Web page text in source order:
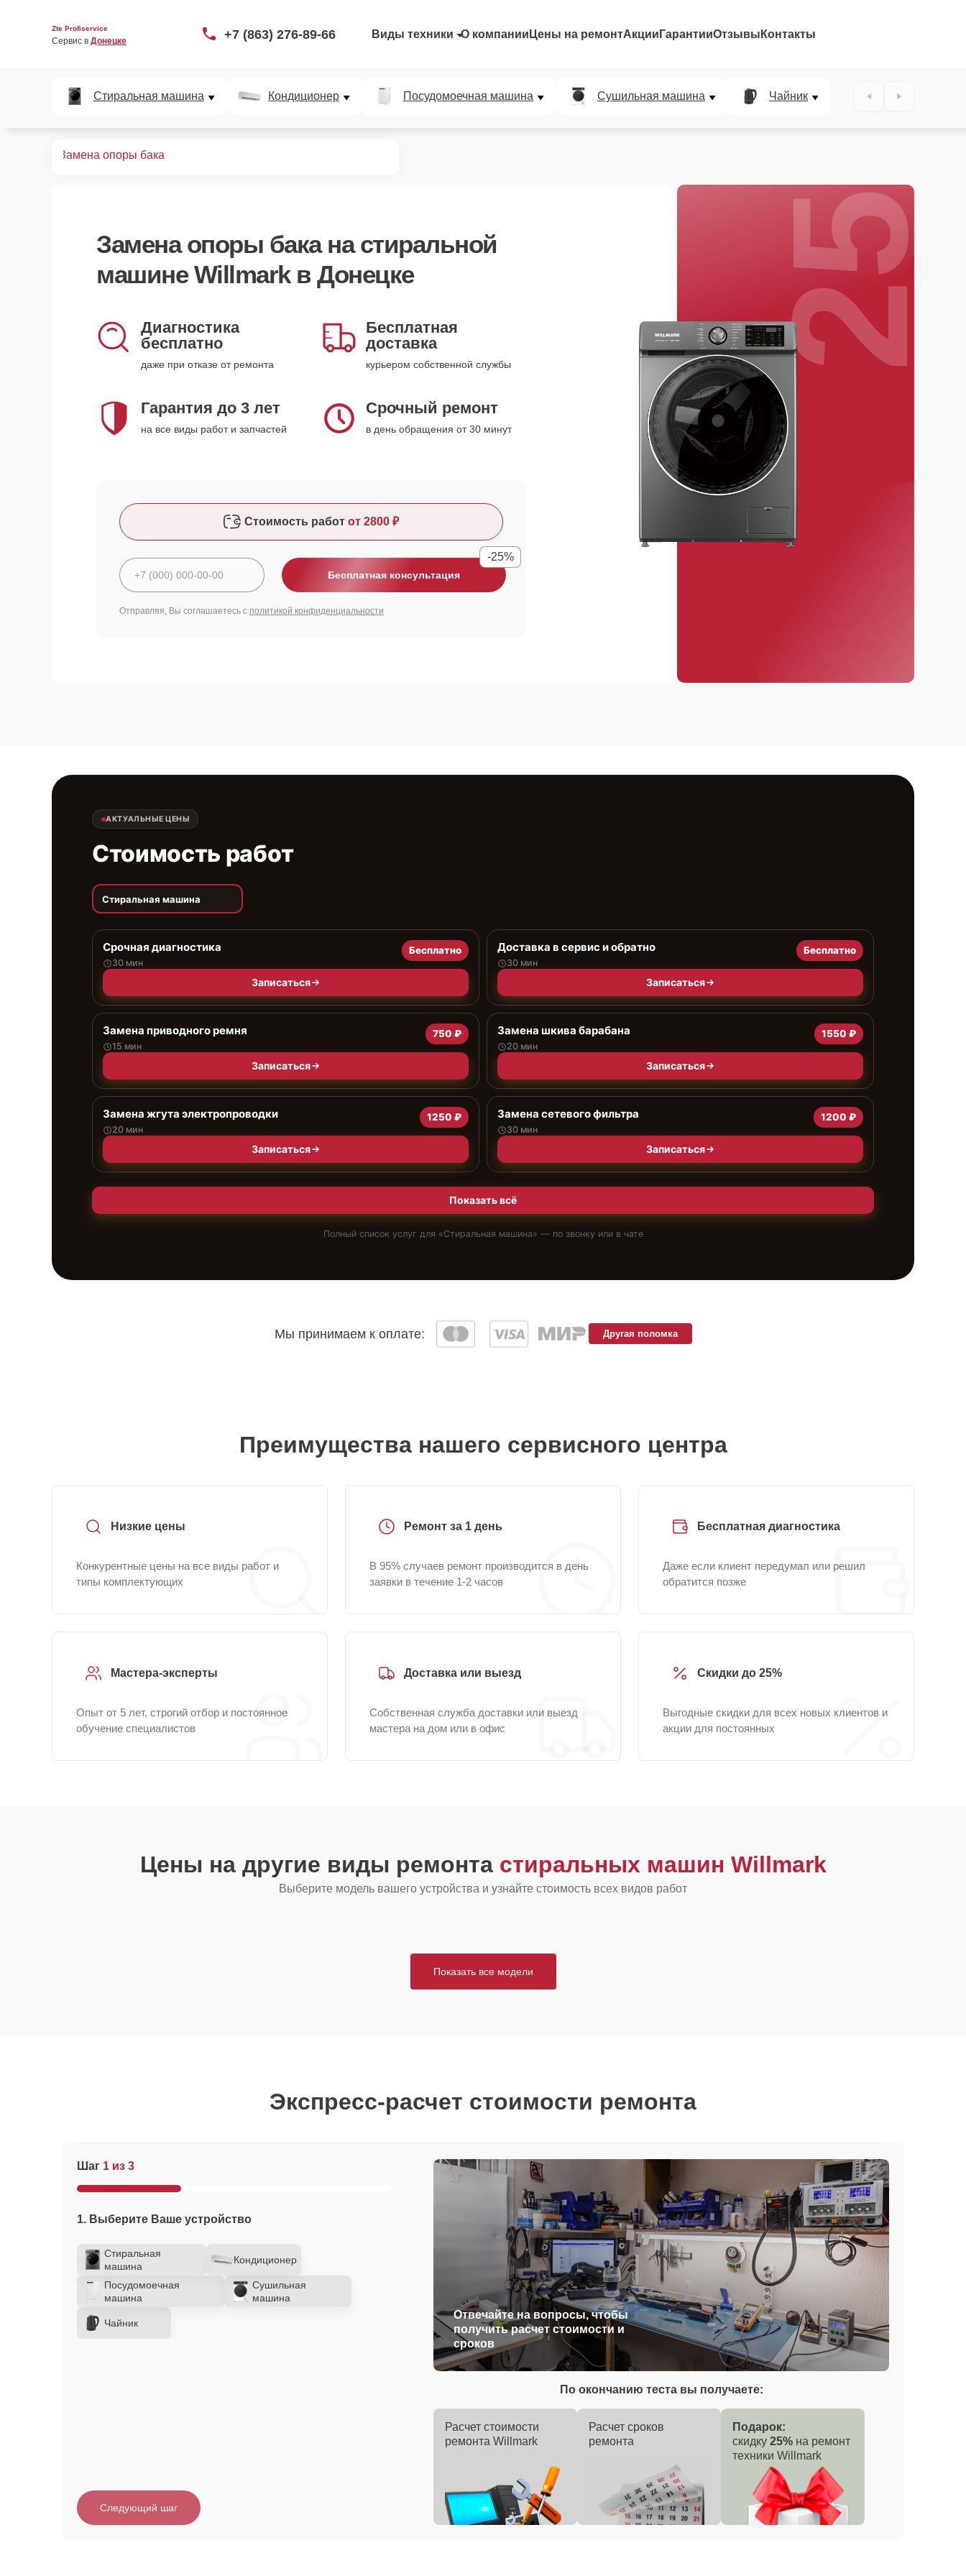
Zte Profiservice
Сервис в Донецке +7 (863) 276-89-66 Виды техники О компании Цены на ремонтАкции ГарантииОтзывы Контакты
Стиральная машина Кондиционер Посудомоечная машина Сушильная машина Чайник
Замена опоры бака
Замена опоры бакана стиральной
машине Willmark в Донецке
Диагностика
бесплатно
даже при отказе от ремонта
Бесплатная
доставка
курьером собственной службы
Гарантия до 3 лет
на все виды работ и запчастей
Срочный ремонт
в день обращения от 30 минут
Стоимость работ от 2800 ₽
Бесплатная консультация
-25%
Отправляя, Вы соглашаетесь с политикой конфиденциальности
25%
АКТУАЛЬНЫЕ ЦЕНЫ
Стоимость работ
Стиральная машина
Срочная диагностика
30 мин
Бесплатно
Записаться
Доставка в сервис и обратно
30 мин
Бесплатно
Записаться
Замена приводного ремня
15 мин
750 ₽
Записаться
Замена шкива барабана
20 мин
1550 ₽
Записаться
Замена жгута электропроводки
20 мин
1250 ₽
Записаться
Замена сетевого фильтра
30 мин
1200 ₽
Записаться
Показать всё
Полный список услуг для «Стиральная машина» — по звонку или в чате
Мы принимаем к оплате: Другая поломка
Преимущества нашего сервисного центра
Низкие цены
Конкурентные цены на все виды работ и
типы комплектующих
Ремонт за 1 день
В 95% случаев ремонт производится в день
заявки в течение 1-2 часов
Бесплатная диагностика
Даже если клиент передумал или решил
обратится позже
Мастера-эксперты
Опыт от 5 лет, строгий отбор и постоянное
обучение специалистов
Доставка или выезд
Собственная служба доставки или выезд
мастера на дом или в офис
Скидки до 25%
Выгодные скидки для всех новых клиентов и
акции для постоянных
Цены на другие виды ремонта стиральных машин Willmark
Выберите модель вашего устройства и узнайте стоимость всех видов работ
Показать все модели
Экспресс-расчет стоимости ремонта
Шаг 1 из 3
1. Выберите Ваше устройство
Стиральная
машина
Кондиционер
Посудомоечная
машина
Сушильная
машина
Чайник
Отвечайте на вопросы, чтобы
получить расчет стоимости и
сроков
Следующий шаг
По окончанию теста вы получаете:
Расчет стоимости
ремонта Willmark
Расчет сроков
ремонта
Подарок:
скидку 25% на ремонт
техники Willmark